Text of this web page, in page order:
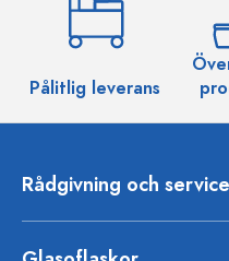
Pålitlig leverans
Rådgivning och